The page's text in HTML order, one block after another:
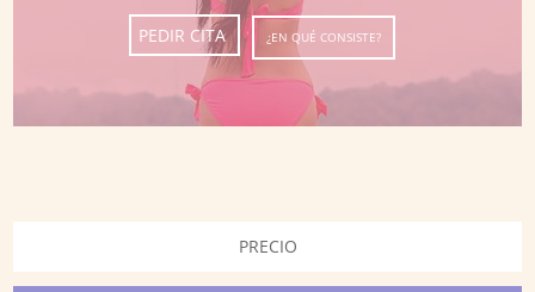
PEDIR CITA ¿EN QUÉ CONSISTE?
PRECIO